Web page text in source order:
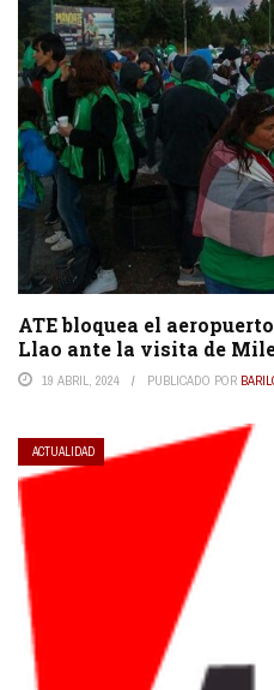
ATE bloquea el
Llao ante la visita de
19 ABRIL, 2024 PUBLICADO POR
ACTUALIDAD